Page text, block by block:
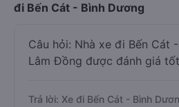
đi Bến Cát - Bình Dương
Câu hỏi: Nhà xe đi Bến Cát
Lâm Đồng được đánh giá
Trả lời: Xe đi Bến Cát - Bình